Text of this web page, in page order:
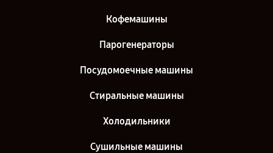
Кофемашины
Парогенераторы
Посудомоечные машины
Стиральные машины
Холодильники
Сушильные машины